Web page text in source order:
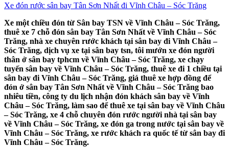
Xe đón rước sân bay Tân Sơn Nhất đi Vĩnh Châu – Sóc Trăng
Xe một chiều đón từ Sân bay TSN về Vĩnh Châu – Sóc Trăng,
thuê xe 7 chỗ đón sân bay Tân Sơn Nhất về Vĩnh Châu – Sóc
Trăng, nhà xe chuyên rước khách tại sân bay đi Vĩnh Châu –
Sóc Trăng, dịch vụ xe tại sân bay tsn, tôi mướn xe đón người
thân ở sân bay tphcm về Vĩnh Châu – Sóc Trăng, xe chạy
tuyến sân bay về Vĩnh Châu – Sóc Trăng, thuê xe đi 1 chiều tại
sân bay đi Vĩnh Châu – Sóc Trăng, giá thuê xe hợp đồng để
đón ở sân bay Tân Sơn Nhất về Vĩnh Châu – Sóc Trăng bao
nhiêu tiền, công ty du lịch nhận đón khách sân bay về Vĩnh
Châu – Sóc Trăng, làm sao để thuê xe tại sân bay về Vĩnh Châu
– Sóc Trăng, xe 4 chỗ chuyên đón rước người nhà tại sân bay
về Vĩnh Châu – Sóc Trăng, xe đón ga trong nước tại sân bay về
Vĩnh Châu – Sóc Trăng, xe rước khách ra quốc tế từ sân bay đi
Vĩnh Châu – Sóc Trăng.